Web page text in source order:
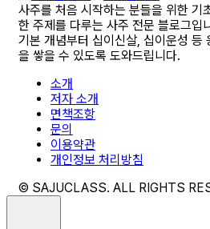
사주를 처음 시작하는 분들을 위한 기
한 주제를 다루는 사주 전문 블로그입
기본 개념부터 십이신살, 십이운성 등
을 쌓을 수 있도록 도와드립니다.
소개
저자 소개
면책조항
문의
이용약관
개인정보 처리방침
© SAJUCLASS. ALL RIGHTS